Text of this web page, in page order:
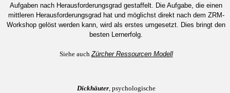
Aufgaben nach Herausforderungsgrad gestaffelt. Die Aufgabe, die einen
mittleren Herausforderungsgrad hat und möglichst direkt nach dem ZRM-
Workshop gelöst werden kann, wird als erstes umgesetzt. Dies bringt den
besten Lernerfolg.
Siehe auch Zürcher Ressourcen Modell
Dickhäuter, psychologische